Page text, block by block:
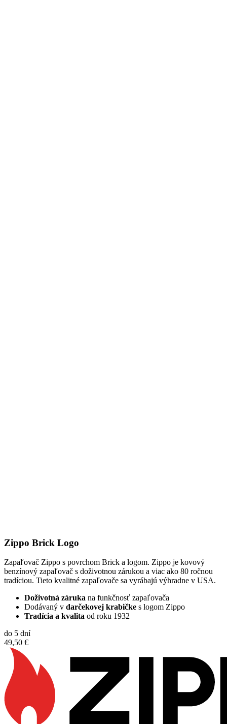
Zippo Brick Logo
Zapaľovač Zippo s povrchom Brick a logom. Zippo je kovový
benzínový zapaľovač s doživotnou zárukou a viac ako 80 ročnou
tradíciou. Tieto kvalitné zapaľovače sa vyrábajú výhradne v USA.
Doživotná záruka na funkčnosť zapaľovača
Dodávaný v darčekovej krabičke s logom Zippo
Tradícia a kvalita od roku 1932
do 5 dní
49,50 €